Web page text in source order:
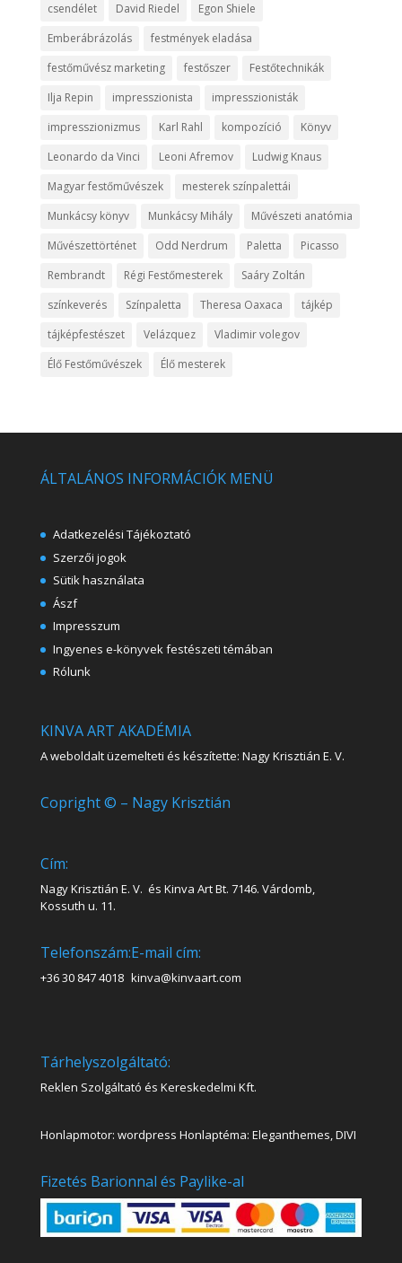
csendélet
David Riedel
Egon Shiele
Emberábrázolás
festmények eladása
festőművész marketing
festőszer
Festőtechnikák
Ilja Repin
impresszionista
impresszionisták
impresszionizmus
Karl Rahl kompozíció
Könyv
Leonardo da Vinci
Leoni Afremov
Ludwig Knaus
Magyar festőművészek
mesterek színpalettái
Munkácsy könyv
Munkácsy Mihály
Művészeti anatómia
Művészettörténet
Odd Nerdrum Paletta
Picasso
Rembrandt
Régi Festőmesterek
Saáry Zoltán
színkeverés
Színpaletta Theresa Oaxaca
tájkép
tájképfestészet
Velázquez
Vladimir volegov
Élő Festőművészek
Élő mesterek
ÁLTALÁNOS INFORMÁCIÓK MENÜ
Adatkezelési Tájékoztató
Szerzői jogok
Sütik használata
Ászf
Impresszum
Ingyenes e-könyvek festészeti témában
Rólunk
KINVA ART AKADÉMIA
A weboldalt üzemelteti és készítette: Nagy Krisztián E. V.
Copright © – Nagy Krisztián
Cím:
Nagy Krisztián E. V. és Kinva Art Bt. 7146. Várdomb,
Kossuth u. 11.
Telefonszám:
+36 30 847 4018
E-mail cím:
kinva@kinvaart.com
Tárhelyszolgáltató:
Reklen Szolgáltató és Kereskedelmi Kft.
Honlapmotor: wordpress Honlaptéma: Eleganthemes, DIVI
Fizetés Barionnal és Paylike-al